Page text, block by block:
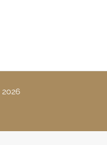
2026